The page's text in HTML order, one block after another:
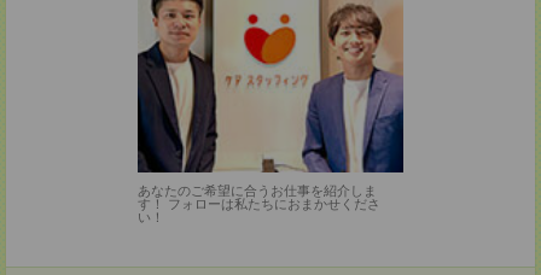
あなたのご希望に合うお仕事を紹介しま
す！ フォローは私たちにおまかせくださ
い！